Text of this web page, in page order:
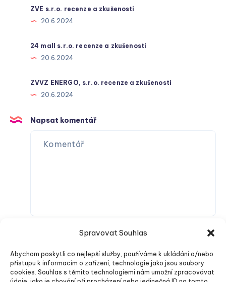
Spravovat Souhlas
Abychom poskytli co nejlepší služby, používáme k ukládání a/nebo
přístupu k informacím o zařízení, technologie jako jsou soubory
cookies. Souhlas s těmito technologiemi nám umožní zpracovávat
ZVE s.r.o. recenze a zkušenosti
20.6.2024
24 mall s.r.o. recenze a zkušenosti
20.6.2024
ZVVZ ENERGO, s.r.o. recenze a zkušenosti
20.6.2024
Napsat komentář